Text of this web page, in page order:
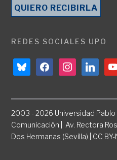
REDES SOCIALES UPO
blueskyfacebookinstagramlinkedin
2003 - 2026 Universidad
Comunicación | Av. Rectora
Dos Hermanas (Sevilla) | CC